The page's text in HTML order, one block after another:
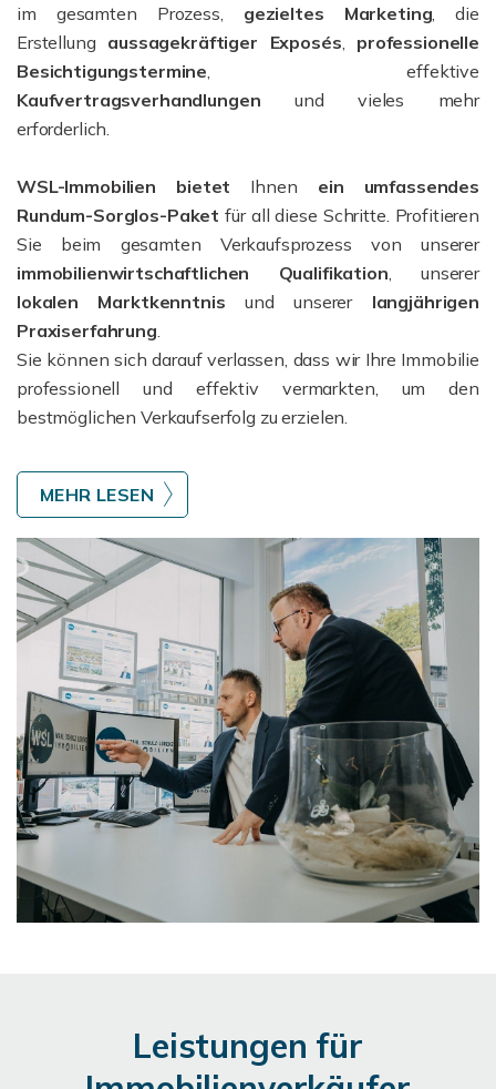
im gesamten Prozess, gezieltes Marketing , die
Erstellung aussagekräftiger Exposés
professionelle
Besichtigungstermine , effektive
Kaufvertragsverhandlungen und vieles mehr
erforderlich.
WSL-Immobilien bietet Ihnen ein umfassendes
Rundum-Sorglos-Paket für all diese Schritte. Profitieren
Sie beim gesamten Verkaufsprozess von unserer
immobilienwirtschaftlichen Qualifikation , unserer
lokalen Marktkenntnis und unserer langjährigen
Praxiserfahrung
Sie können sich darauf verlassen, dass wir Ihre Immobilie
professionell und effektiv vermarkten, um den
bestmöglichen Verkaufserfolg zu erzielen.
MEHR LESEN
Leistungen für